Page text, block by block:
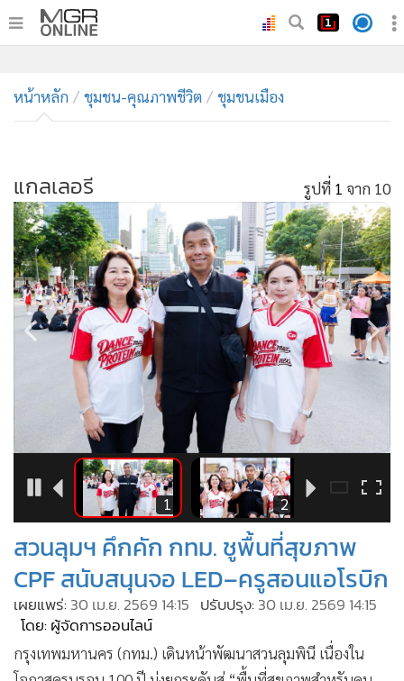
• ทันเหตุการณ์
• ภาคใต้
• Online Section
• บันเทิง
• ผู้จัดการรายวัน
• คอลัมนิสต์
• ละคร
CbizReview
Cyber BIZ
ผู้จัดกวน
Good health & Well-being
Green Innovation & SD
• Management & HR
MGR Live
Infographic
• การเมือง
• ท่องเที่ยว
• กีฬา
ต่างประเทศ
• Special Scoop
สวนลุมฯ คึกคัก กทม. ชูพื้นที่สุขภาพ
CPF สนับสนุนจอ LED–ครูสอนแอโรบิก
เผยแพร่: 30 เม.ย. 2569 14:15 ปรับปรุง: 30 เม.ย. 2569 14:15
โดย: ผู้จัดการออนไลน์
กรุงเทพมหานคร (กทม.) เดินหน้าพัฒนาสวนลุมพินี เนื่องใน
หน้าหลัก ชุมชน-คุณภาพชีวิต ชุมชนเมือง
แกลเลอรี รูปที่ 1 จาก 10
1 2